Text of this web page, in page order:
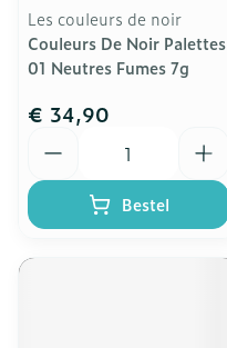
Les couleurs de noir
Couleurs De Noir Palettes
01 Neutres Fumes 7g
€ 34,90
Bestel